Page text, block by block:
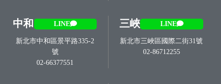
中和 LINE
新北市中和區景平路335-2
號
02-66377551
三峽 LINE
新北市三峽區國際二街31號
02-86712255